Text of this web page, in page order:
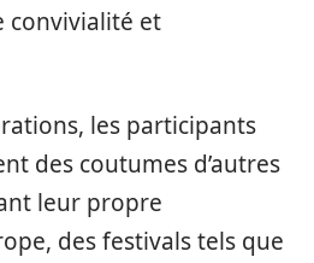
convivialité et
les participants
des coutumes d’autres
leur propre
des festivals tels que